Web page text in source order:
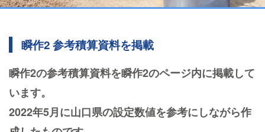
瞬作2 参考積算資料を掲載
瞬作2の参考積算資料を瞬作2のページ内に掲載して
います。
2022年5月に山口県の設定数値を参考にしながら作